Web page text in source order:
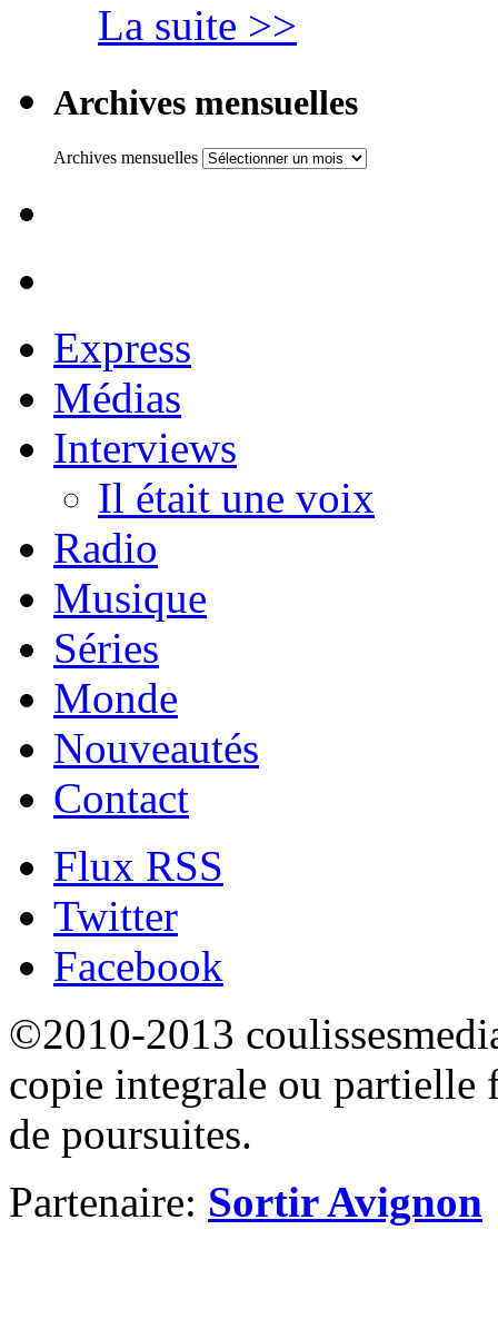
La suite >>
Archives mensuelles
Archives mensuelles
Express
Médias
Interviews
Il était une voix
Radio
Musique
Séries
Monde
Nouveautés
Contact
Flux RSS
Twitter
Facebook
©2010-2013
copie integrale ou partielle
de poursuites.
Partenaire: Sortir Avignon